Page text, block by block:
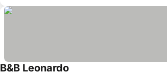
B&B Leonardo